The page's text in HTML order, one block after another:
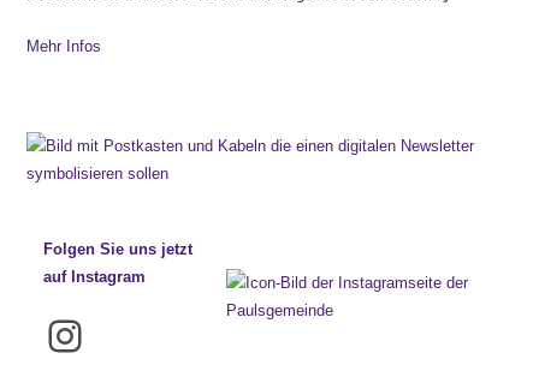
Mehr Infos
Folgen Sie uns jetzt
auf Instagram
Instagram